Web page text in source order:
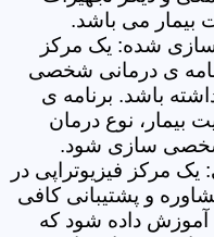
بیمار می باشد.
شده: یک مرکز
ی درمانی شخصی
باشد. برنامه ی
بیمار، نوع درمان
شخصی سازی شود.
یک مرکز فیزیوتراپی در
و پشتیبانی کافی
آموزش داده شود که